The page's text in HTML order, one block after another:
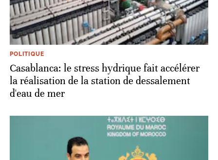
POLITIQUE
Casablanca: le stress hydrique fait accélérer
la réalisation de la station de dessalement
d'eau de mer